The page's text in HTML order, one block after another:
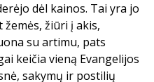
dėl kainos. Tai yra jo
žemės, žiūri į akis,
su artimu, pats
keičia vieną Evangelijos
sakymų ir postilių